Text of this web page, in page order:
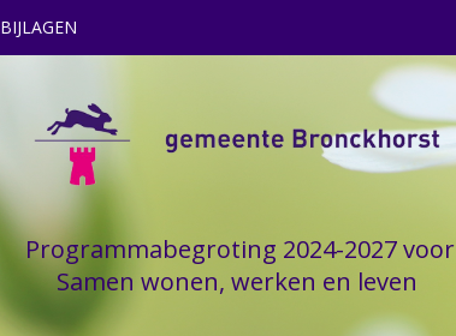
Programmabegroting 2024-2027 voor
Samen wonen, werken en leven
BIJLAGEN